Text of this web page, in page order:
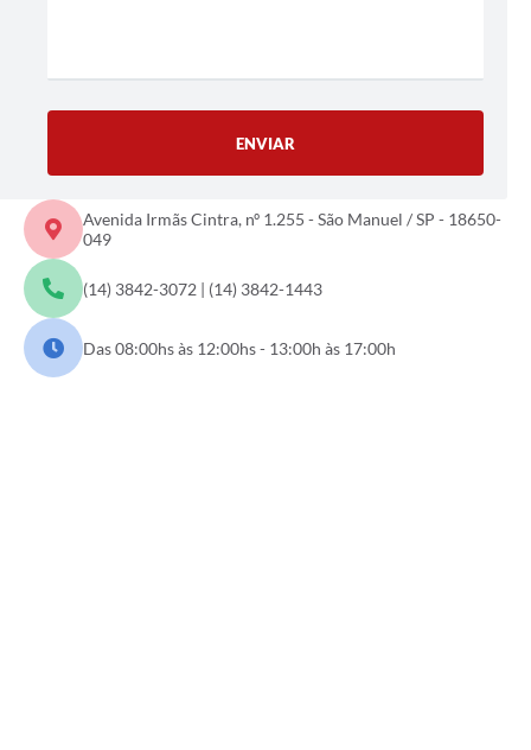
ENVIAR
Avenida Irmãs Cintra, nº 1.255 - São Manuel / SP - 18650-
049
(14) 3842-3072 | (14) 3842-1443
Das 08:00hs às 12:00hs - 13:00h às 17:00h